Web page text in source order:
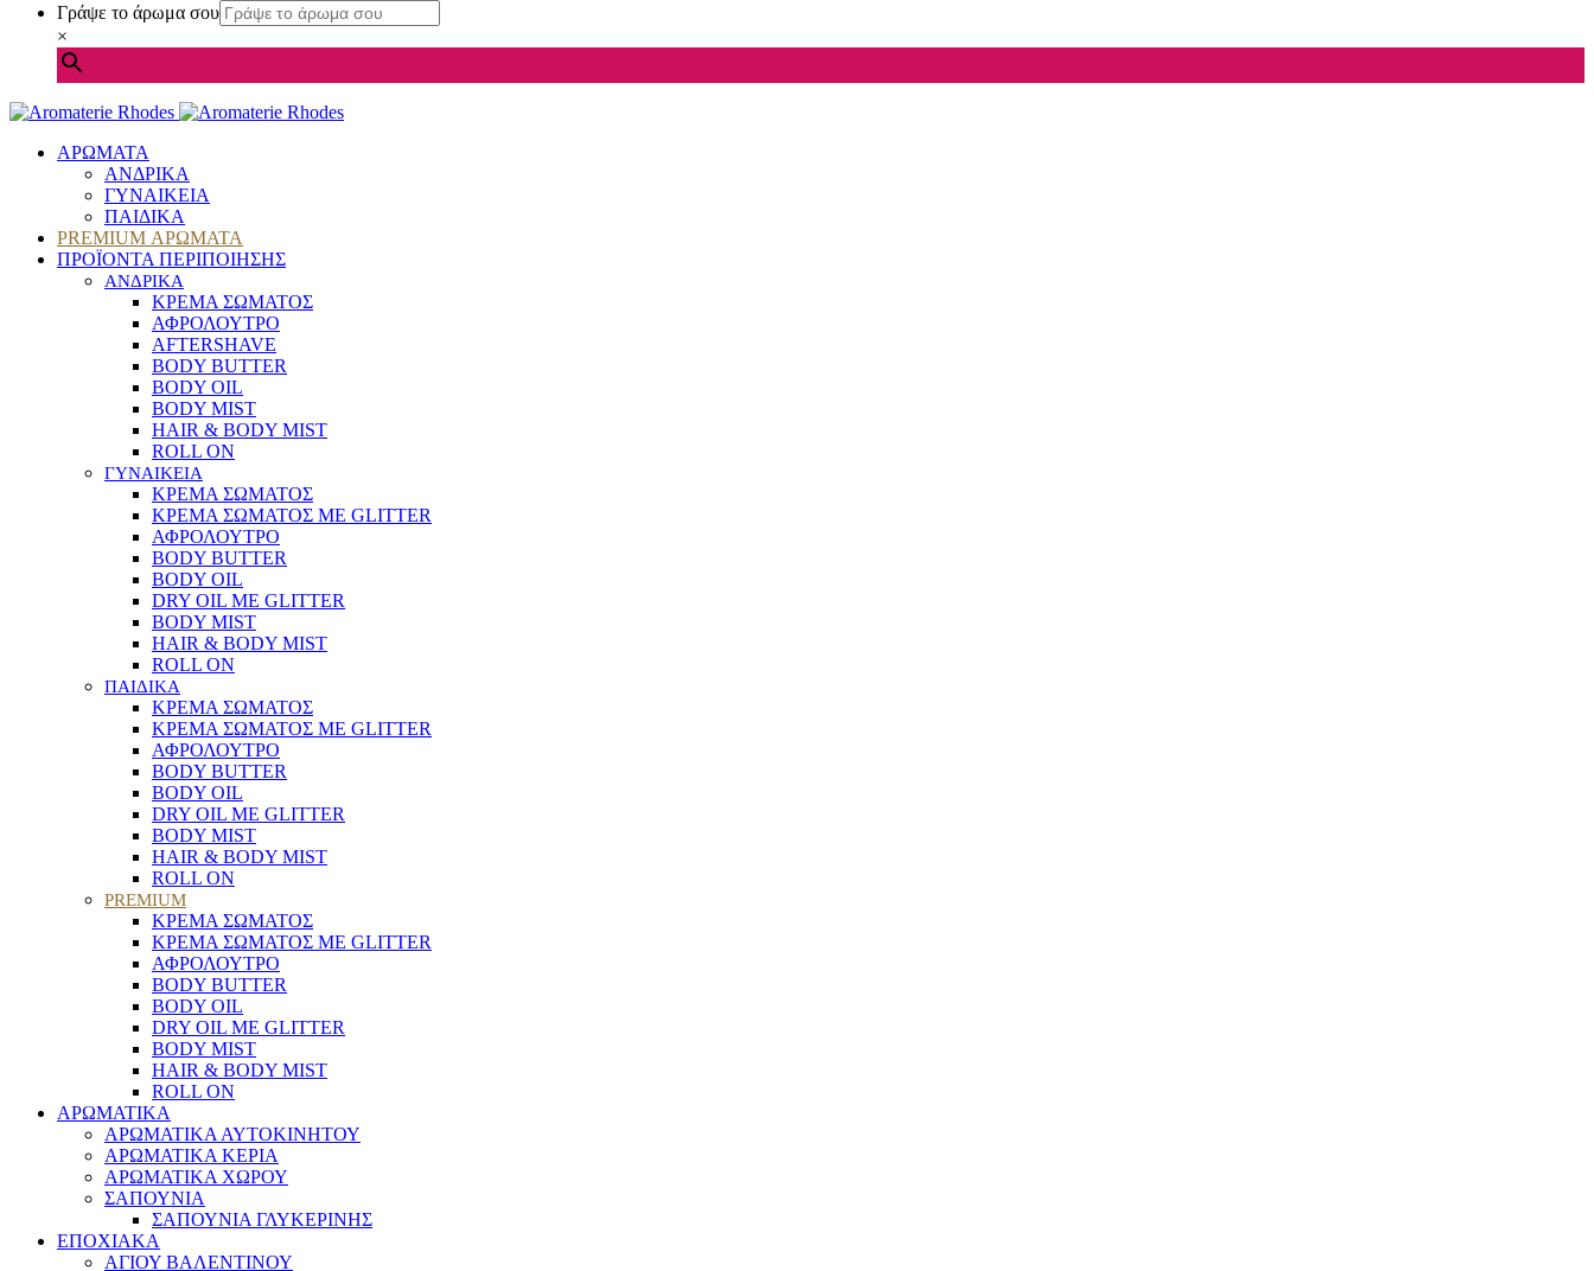
Γράψε το άρωμα σου
×
ΑΡΩΜΑΤΑ
ΑΝΔΡΙΚΑ
ΓΥΝΑΙΚΕΙΑ
ΠΑΙΔΙΚΑ
PREMIUM ΑΡΩΜΑΤΑ
ΠΡΟΪΟΝΤΑ ΠΕΡΙΠΟΙΗΣΗΣ
ΑΝΔΡΙΚΑ
ΚΡΕΜΑ ΣΩΜΑΤΟΣ
ΑΦΡΟΛΟΥΤΡΟ
AFTERSHAVE
BODY BUTTER
BODY OIL
BODY MIST
HAIR & BODY MIST
ROLL ON
ΓΥΝΑΙΚΕΙΑ
ΚΡΕΜΑ ΣΩΜΑΤΟΣ
ΚΡΕΜΑ ΣΩΜΑΤΟΣ ΜΕ GLITTER
ΑΦΡΟΛΟΥΤΡΟ
BODY BUTTER
BODY OIL
DRY OIL ΜΕ GLITTER
BODY MIST
HAIR & BODY MIST
ROLL ON
ΠΑΙΔΙΚΑ
ΚΡΕΜΑ ΣΩΜΑΤΟΣ
ΚΡΕΜΑ ΣΩΜΑΤΟΣ ΜΕ GLITTER
ΑΦΡΟΛΟΥΤΡΟ
BODY BUTTER
BODY OIL
DRY OIL ΜΕ GLITTER
BODY MIST
HAIR & BODY MIST
ROLL ON
PREMIUM
ΚΡΕΜΑ ΣΩΜΑΤΟΣ
ΚΡΕΜΑ ΣΩΜΑΤΟΣ ΜΕ GLITTER
ΑΦΡΟΛΟΥΤΡΟ
BODY BUTTER
BODY OIL
DRY OIL ΜΕ GLITTER
BODY MIST
HAIR & BODY MIST
ROLL ON
ΑΡΩΜΑΤΙΚΑ
ΑΡΩΜΑΤΙΚΑ ΑΥΤΟΚΙΝΗΤΟΥ
ΑΡΩΜΑΤΙΚΑ ΚΕΡΙΑ
ΑΡΩΜΑΤΙΚΑ ΧΩΡΟΥ
ΣΑΠΟΥΝΙΑ
ΣΑΠΟΥΝΙΑ ΓΛΥΚΕΡΙΝΗΣ
ΕΠΟΧΙΑΚΑ
ΑΓΙΟΥ ΒΑΛΕΝΤΙΝΟΥ